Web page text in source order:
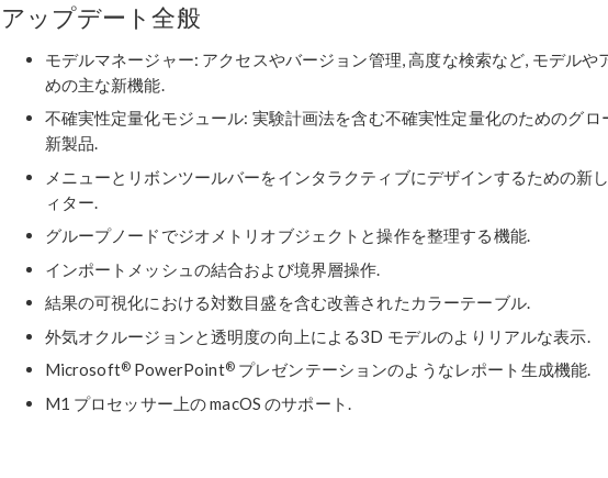
アップデート全般
モデルマネージャー: アクセスやバージョン管理, 高度な検索など, モデル
めの主な新機能.
不確実性定量化モジュール: 実験計画法を含む不確実性定量化のためのグ
新製品.
メニューとリボンツールバーをインタラクティブにデザインするための新
ィター.
グループノードでジオメトリオブジェクトと操作を整理する機能.
インポートメッシュの結合および境界層操作.
結果の可視化における対数目盛を含む改善されたカラーテーブル.
外気オクルージョンと透明度の向上による3D モデルのよりリアルな表示.
Microsoft® PowerPoint®プレゼンテーションのようなレポート生成機能.
M1 プロセッサー上の macOS のサポート.